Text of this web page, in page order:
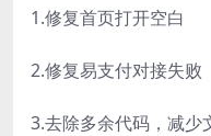
1.修复首页打开空白
2.修复易支付对接失败
3.去除多余代码，减少